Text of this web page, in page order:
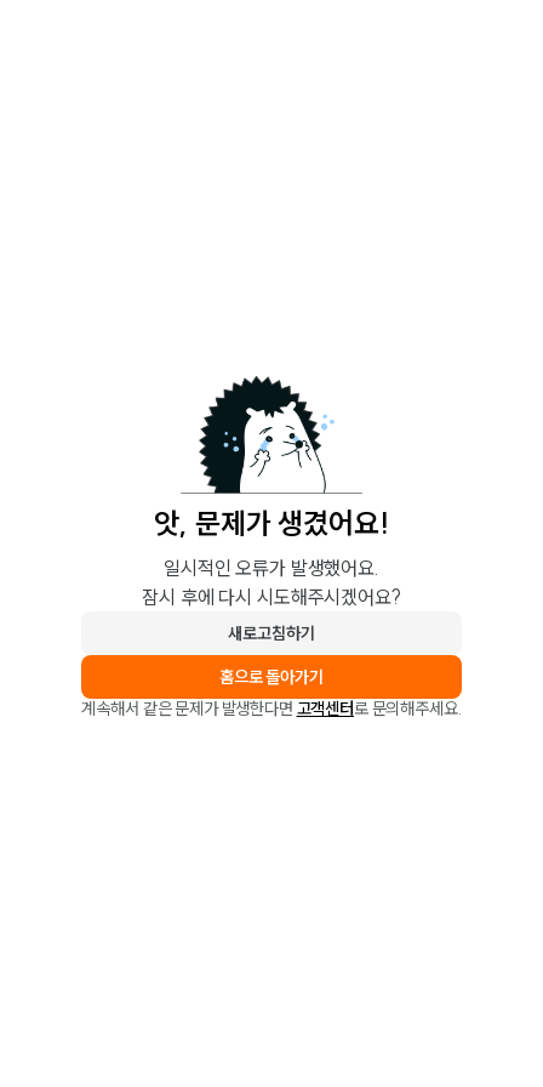
앗, 문제가 생겼어요!
일시적인 오류가 발생했어요.
잠시 후에 다시 시도해주시겠어요?
새로고침하기
홈으로 돌아가기
계속해서 같은 문제가 발생한다면 고객센터로 문의해주세요.